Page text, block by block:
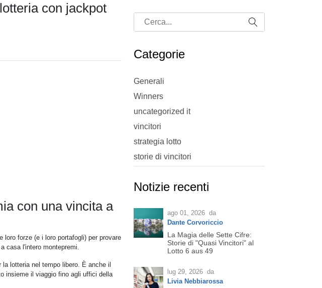
con jackpot
con una vincita a
loro forze (e i loro portafogli) per provare
casa l'intero montepremi.
lotteria nel tempo libero. È anche il
insieme il viaggio fino agli uffici della
Categorie
Generali
Winners
uncategorized it
vincitori
strategia lotto
storie di vincitori
Notizie recenti
ago 01, 2026 da
Dante Corvoriccio
La Magia delle Sette Cifre:
Storie di "Quasi Vincitori" al
Lotto 6 aus 49
lug 29, 2026 da
Livia Nebbiarossa